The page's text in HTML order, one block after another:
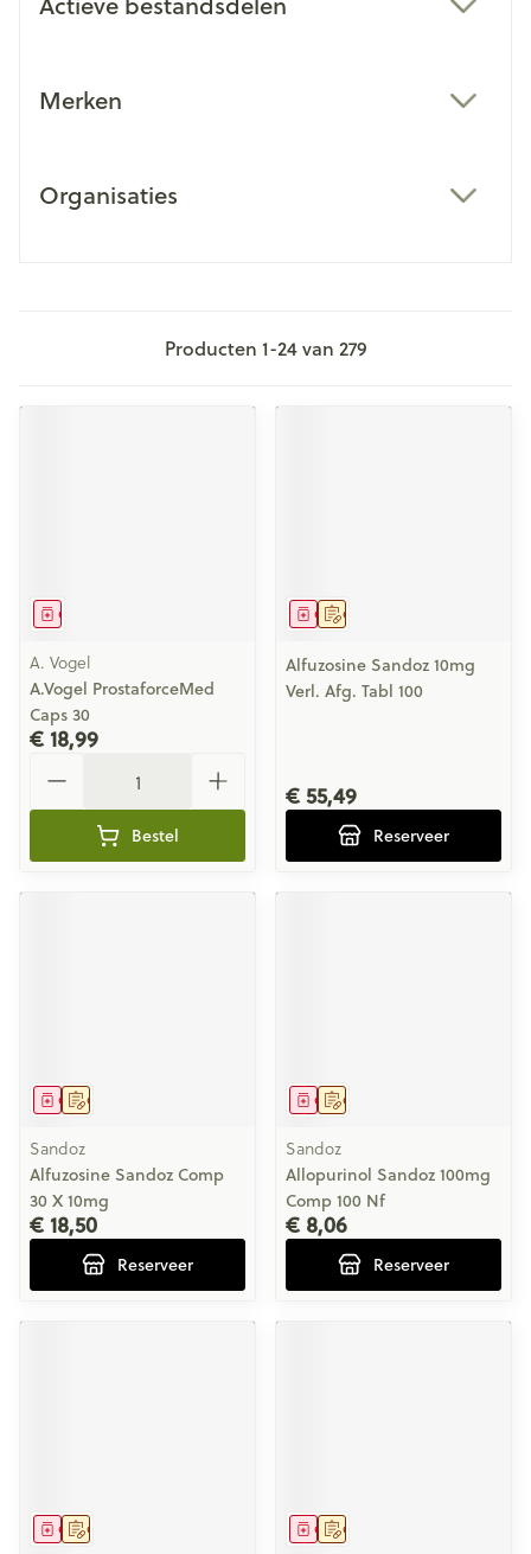
Merken
Organisaties
Producten 1-24van 279
Geneesmiddel
A. Vogel
A.Vogel ProstaforceMed
Caps 30
€ 18,99
Bestel
Op voorschrift
Geneesmiddel
Alfuzosine Sandoz 10mg
Verl. Afg. Tabl 100
€ 55,49
Reserveer
Op voorschrift
Geneesmiddel
Sandoz
Alfuzosine Sandoz Comp
30 X 10mg
€ 18,50
Reserveer
Op voorschrift
Geneesmiddel
Sandoz
Allopurinol Sandoz 100mg
Comp 100 Nf
€ 8,06
Reserveer
Op voorschrift
Geneesmiddel Op voorschrift
Geneesmiddel